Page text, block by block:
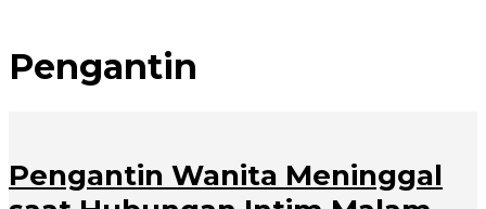
Pengantin
Pengantin Wanita Meninggal